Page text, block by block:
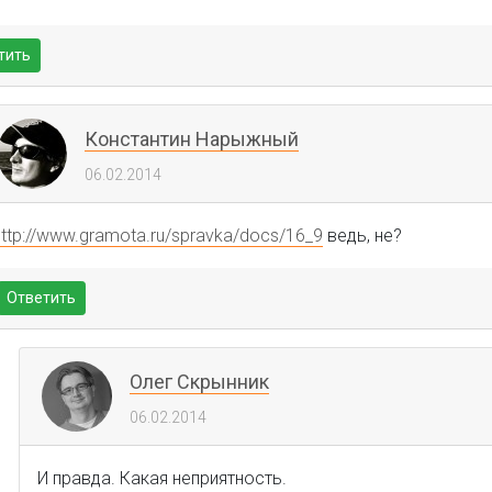
Константин Нарыжный
06.02.2014
www.gramota.ru/spravka/docs/16_9 ведь, не?
Ответить
Олег Скрынник
06.02.2014
И правда. Какая неприятность.